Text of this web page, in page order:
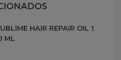
HAIR REPAIR OIL 1
ML